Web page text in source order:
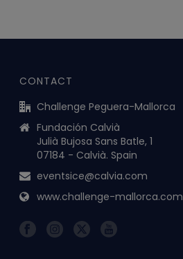
CONTACT
Challenge Peguera-Mallorca
Fundación Calvià
Julià Bujosa Sans Batle, 1
07184 - Calvià. Spain
eventsice@calvia.com
www.challenge-mallorca.com